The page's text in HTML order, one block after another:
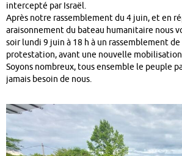
intercepté par Israël.
Après notre rassemblement du 4 juin, et en
araisonnement du bateau humanitaire nous
soir lundi 9 juin à 18 h à un rassemblement
protestation, avant une nouvelle
Soyons nombreux, tous ensemble le peuple
jamais besoin de nous.